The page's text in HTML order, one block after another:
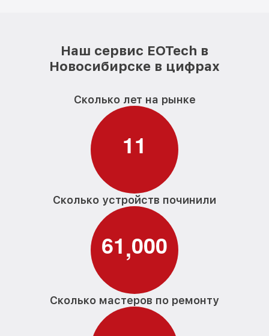
Наш сервис EOTech в
Новосибирске в цифрах
Сколько лет на рынке
11
Сколько устройств починили
61,000
Сколько мастеров по ремонту